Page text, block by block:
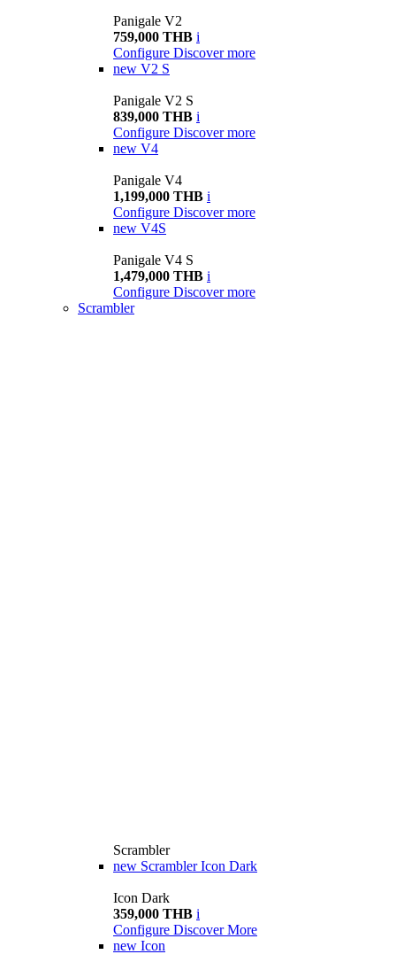
Panigale V2
759,000 THB i
Configure Discover more
new V2 S
Panigale V2 S
839,000 THB i
Configure Discover more
new V4
Panigale V4
1,199,000 THB i
Configure Discover more
new V4S
Panigale V4 S
1,479,000 THB i
Configure Discover more
Scrambler
Scrambler
new Scrambler Icon Dark
Icon Dark
359,000 THB i
Configure Discover More
new Icon